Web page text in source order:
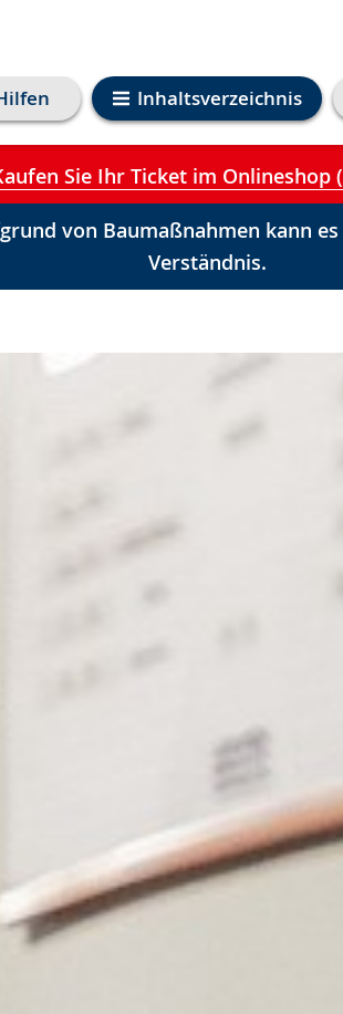
Inhaltsverzeichnis
Sie Ihr Ticket im Onlineshop
von Baumaßnahmen kann
Verständnis.